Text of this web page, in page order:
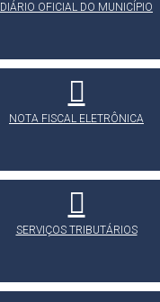
DIÁRIO OFICIAL DO MUNICÍPIO
NOTA FISCAL ELETRÔNICA
SERVIÇOS TRIBUTÁRIOS